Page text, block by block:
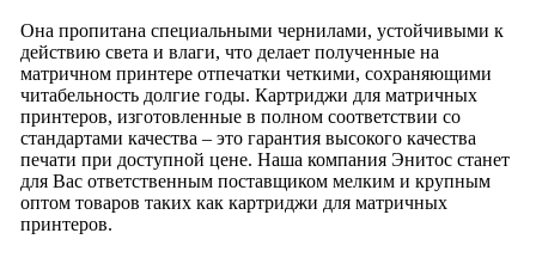
Она пропитана специальными чернилами, устойчивыми к
действию света и влаги, что делает полученные на
матричном принтере отпечатки четкими, сохраняющими
читабельность долгие годы. Картриджи для матричных
принтеров, изготовленные в полном соответствии со
стандартами качества – это гарантия высокого качества
печати при доступной цене. Наша компания Энитос станет
для Вас ответственным поставщиком мелким и крупным
оптом товаров таких как картриджи для матричных
принтеров.